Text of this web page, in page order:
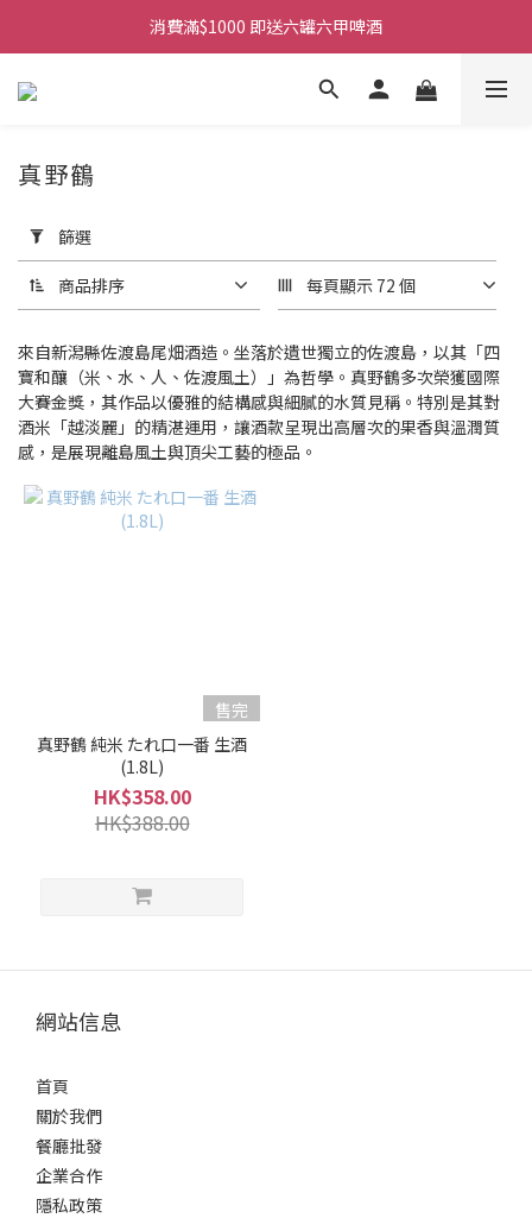
購物滿$380免運費。工作日 14:00截單, 翌日順豐凍運派送。
消費滿$1000 即送六罐六甲啤酒
購物滿$380免運費。工作日 14:00截單, 翌日順豐凍運派送。
套
篩
選
(0/20)
商
品
類
別
酒
酒
酒
類
爽
口
型
(1)
真野鶴
篩選
商品排序 每頁顯示 72 個
來自新潟縣佐渡島尾畑酒造。坐落於遺世獨立的佐渡島，以其「四
寶和釀（米、水、人、佐渡風土）」為哲學。真野鶴多次榮獲國際
大賽金獎，其作品以優雅的結構感與細膩的水質見稱。特別是其對
酒米「越淡麗」的精湛運用，讓酒款呈現出高層次的果香與溫潤質
感，是展現離島風土與頂尖工藝的極品。
售完
真野鶴 純米 たれ口一番 生酒
(1.8L)
HK$358.00
HK$388.00
網站信息
首頁
關於我們
餐廳批發
企業合作
隱私政策